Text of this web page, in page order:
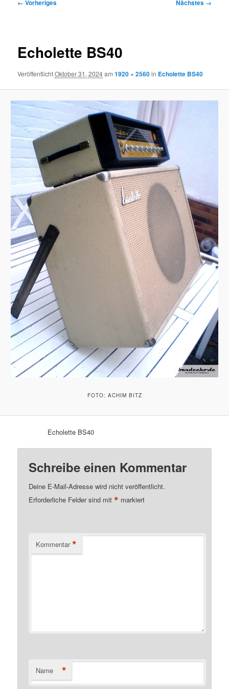
← Vorheriges Nächstes →
Echolette BS40
VeröffentlichtOktober 31, 2024am1920 × 2560in Echolette BS40
FOTO: ACHIM BITZ
Echolette BS40
Schreibe einen Kommentar
Deine E-Mail-Adresse wird nicht veröffentlicht.
Erforderliche Felder sind mit* markiert
Kommentar *
Name *